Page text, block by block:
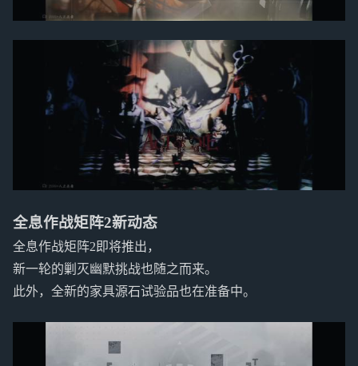
全息作战矩阵2新动态
全息作战矩阵2即将推出，
新一轮的剿灭幽默挑战也随之而来。
此外，全新的家具源石试验品也在准备中。